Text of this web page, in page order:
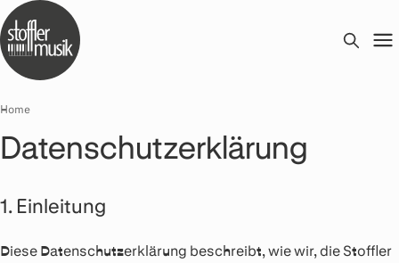
Home
Datenschutzerklärung
1. Einleitung
Diese Datenschutzerklärung beschreibt, wie wir, die Stoffler